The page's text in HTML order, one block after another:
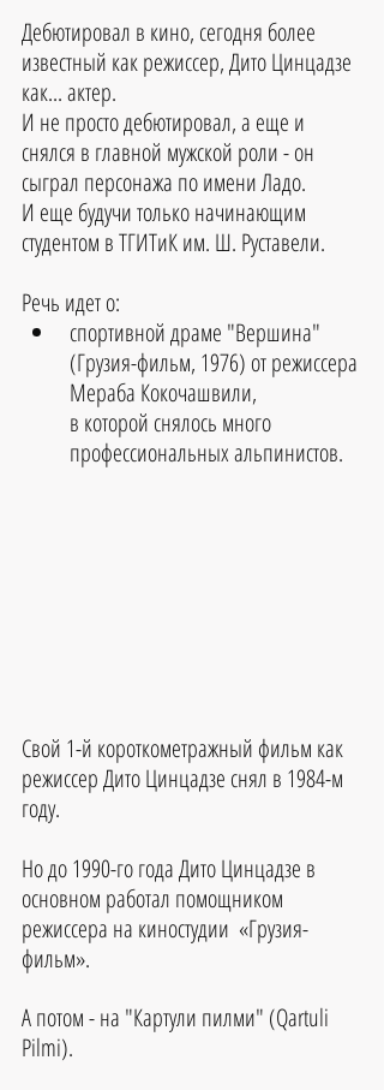
Дебютировал в кино, сегодня более
известный как режиссер, Дито Цинцадзе
как... актер.
И не просто дебютировал, а еще и
снялся в главной мужской роли - он
сыграл персонажа по имени Ладо.
И еще будучи только начинающим
студентом в ТГИТиК им. Ш. Руставели.
Речь идет о:
спортивной драме "Вершина"
(Грузия-фильм, 1976) от режиссера
Мераба Кокочашвили,
в которой снялось много
профессиональных альпинистов.
Свой 1-й короткометражный фильм как
режиссер Дито Цинцадзе снял в 1984-м
году.
Но до 1990-го года Дито Цинцадзе в
основном работал помощником
режиссера на киностудии  «Грузия-
фильм».
А потом - на "Картули пилми" (Qartuli
Pilmi).